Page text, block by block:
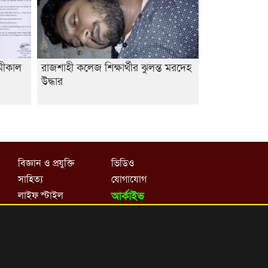
রাজশাহী কলেজ শিক্ষার্থীর ঝুলন্ত মরদেহ
উদ্ধার
বিজ্ঞান ও প্রযুক্তি
সাহিত্য
লাইফ স্টাইল
ভিডিও
যোগাযোগ
আর্কাইভ